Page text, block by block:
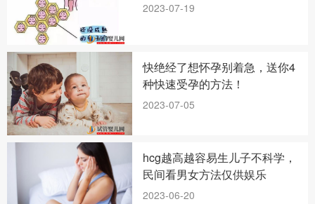
2023-07-19
快绝经了想怀孕别着急，送你4
种快速受孕的方法！
2023-07-05
hcg越高越容易生儿子不科学，
民间看男女方法仅供娱乐
2023-06-20